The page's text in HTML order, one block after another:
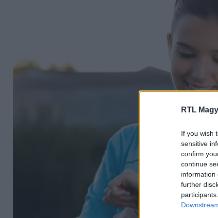
RTL
If you wish
sensitive
confirm
continue
information
further